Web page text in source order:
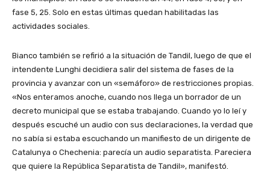
fase 5, 25. Solo en estas últimas quedan habilitadas las
actividades sociales.
Bianco también se refirió a la situación de Tandil, luego de que el
intendente Lunghi decidiera salir del sistema de fases de la
provincia y avanzar con un «semáforo» de restricciones propias.
«Nos enteramos anoche, cuando nos llega un borrador de un
decreto municipal que se estaba trabajando. Cuando yo lo leí y
después escuché un audio con sus declaraciones, la verdad que
no sabía si estaba escuchando un manifiesto de un dirigente de
Catalunya o Chechenia: parecía un audio separatista. Pareciera
que quiere la República Separatista de Tandil», manifestó.